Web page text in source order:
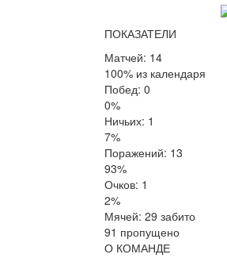
ПОКАЗАТЕЛИ
Матчей: 14
100% из календаря
Побед: 0
0%
Ничьих: 1
7%
Поражений: 13
93%
Очков: 1
2%
Мячей: 29 забито
91 пропущено
О КОМАНДЕ